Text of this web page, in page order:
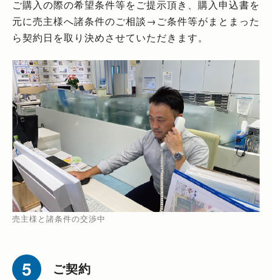
ご購入の際の希望条件等をご提示頂き、購入申込書を
元に売主様へ諸条件のご相談→ご条件等がまとまった
ら契約日を取り決めさせていただきます。
売主様と諸条件の交渉中
ご契約